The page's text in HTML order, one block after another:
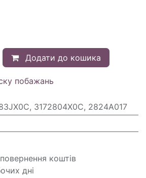
Додати до кошика
побажань
3172804X0C, 2824A017
коштів
дні